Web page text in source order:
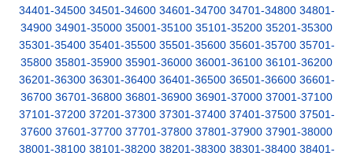
34401-34500 34501-34600 34601-34700 34701-34800 34801-
34900 34901-35000 35001-35100 35101-35200 35201-35300
35301-35400 35401-35500 35501-35600 35601-35700 35701-
35800 35801-35900 35901-36000 36001-36100 36101-36200
36201-36300 36301-36400 36401-36500 36501-36600 36601-
36700 36701-36800 36801-36900 36901-37000 37001-37100
37101-37200 37201-37300 37301-37400 37401-37500 37501-
37600 37601-37700 37701-37800 37801-37900 37901-38000
38001-38100 38101-38200 38201-38300 38301-38400 38401-